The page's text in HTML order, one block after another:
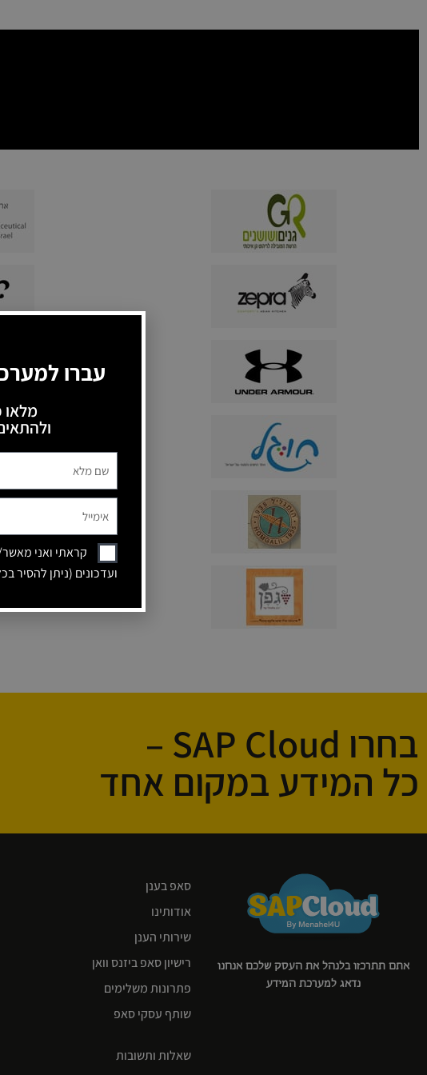
בחרו SAP Cloud –
כל המידע במקום אחד
אתם תתרכזו בלנהל את העסק שלכם אנחנו
נדאג למערכת המידע
סאפ בענן
אודותינו
שירותי הענן
רישיון סאפ ביזנס וואן
פתרונות משלימים
שותף עסקי סאפ
שאלות ותשובות
עברו
מלאו
קראתי ואני
ועדכונים (ניתן להסיר